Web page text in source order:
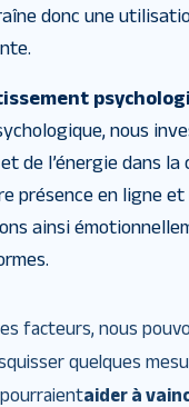
donc une
nous
de l’énergie dans
présence en ligne et
ainsi
facteurs, nous
quelques
aider à